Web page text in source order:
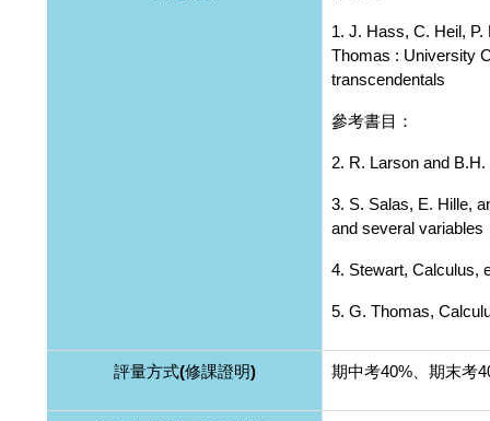
1. J. Hass, C. Heil,
Thomas : University
transcendentals
參考書目：
2. R. Larson and
3. S. Salas, E. Hille,
and several variables
4. Stewart, Calculus,
5. G. Thomas,
評量方式(修課證明) 期中考40%、期末考